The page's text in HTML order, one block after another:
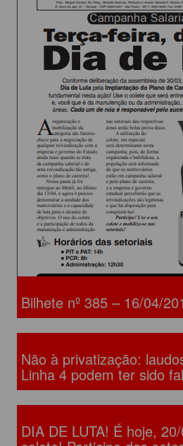
Bilhete nº 385 – 16/04/
Não à privatização:
Linha 4 podem ter sido
DIA DE LUTA! É hoje,